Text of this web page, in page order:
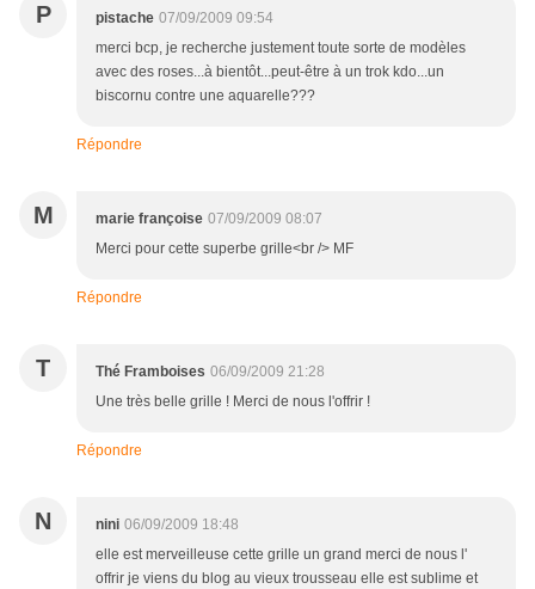
P pistache 07/09/2009 09:54
merci bcp, je recherche justement toute sorte de modèles
avec des roses...à bientôt...peut-être à un trok kdo...un
biscornu contre une aquarelle???
Répondre
M marie françoise 07/09/2009 08:07
Merci pour cette superbe grille<br /> MF
Répondre
T Thé Framboises 06/09/2009 21:28
Une très belle grille ! Merci de nous l'offrir !
Répondre
N nini 06/09/2009 18:48
elle est merveilleuse cette grille un grand merci de nous l'
offrir je viens du blog au vieux trousseau elle est sublime et